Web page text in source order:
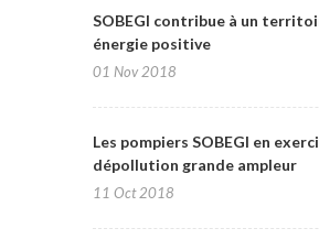
SOBEGI contribue à un
énergie positive
01 Nov 2018
Les pompiers SOBEGI en
dépollution grande ampleur
11 Oct 2018